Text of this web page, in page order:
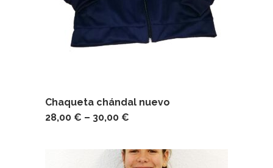
Chaqueta chándal nuevo
28,00 € – 30,00 €